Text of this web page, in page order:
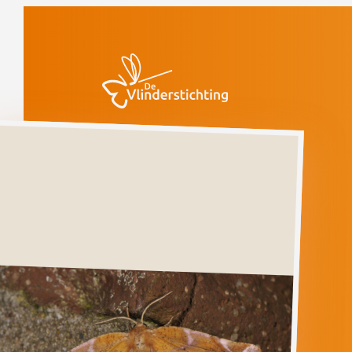
Seringenvlinder
APEIRA
SYRINGARIA